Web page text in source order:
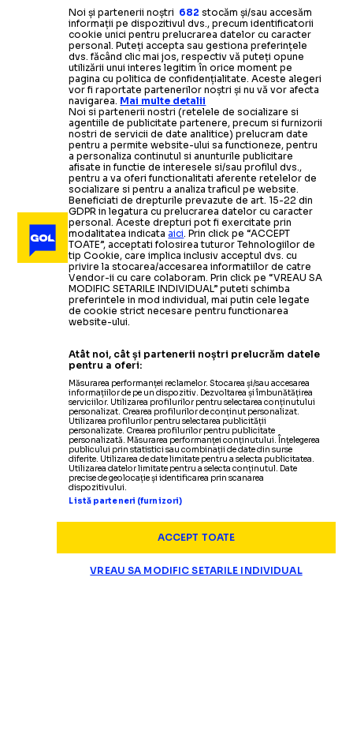
Noi și partenerii noștri 682 stocăm și/sau accesăm
informații pe dispozitivul dvs., precum identificatorii
cookie unici pentru prelucrarea datelor cu caracter
personal. Puteți accepta sau gestiona preferințele
dvs. făcând clic mai jos, respectiv vă puteți opune
utilizării unui interes legitim în orice moment pe
pagina cu politica de confidențialitate. Aceste alegeri
vor fi raportate partenerilor noștri și nu vă vor afecta
navigarea. Mai multe detalii
Noi si partenerii nostri (retelele de socializare si
agentiile de publicitate partenere, precum si furnizorii
nostri de servicii de date analitice) prelucram date
pentru a permite website-ului sa functioneze, pentru
a personaliza continutul si anunturile publicitare
afisate in functie de interesele si/sau profilul dvs.,
pentru a va oferi functionalitati aferente retelelor de
socializare si pentru a analiza traficul pe website.
Beneficiati de drepturile prevazute de art. 15-22 din
GDPR in legatura cu prelucrarea datelor cu caracter
personal. Aceste drepturi pot fi exercitate prin
modalitatea indicataaici. Prin click pe “ACCEPT
TOATE”, acceptati folosirea tuturor Tehnologiilor de
tip Cookie, care implica inclusiv acceptul dvs. cu
privire la stocarea/accesarea informatiilor de catre
Vendor-ii cu care colaboram. Prin click pe “VREAU SA
MODIFIC SETARILE INDIVIDUAL” puteti schimba
preferintele in mod individual, mai putin cele legate
de cookie strict necesare pentru functionarea
website-ului.
Atât noi, cât și partenerii noștri prelucrăm datele
pentru a oferi:
Măsurarea performanței reclamelor. Stocarea și/sau accesarea
informațiilor de pe un dispozitiv. Dezvoltarea și îmbunătățirea
serviciilor. Utilizarea profilurilor pentru selectarea conținutului
personalizat. Crearea profilurilor de conținut personalizat.
Utilizarea profilurilor pentru selectarea publicității
personalizate. Crearea profilurilor pentru publicitate
personalizată. Măsurarea performanței conținutului. Înțelegerea
publicului prin statistici sau combinații de date din surse
diferite. Utilizarea de date limitate pentru a selecta publicitatea.
Utilizarea datelor limitate pentru a selecta conținutul. Date
precise de geolocație și identificarea prin scanarea
dispozitivului.
Listă parteneri (furnizori)
ACCEPT TOATE
VREAU SA MODIFIC SETARILE INDIVIDUAL